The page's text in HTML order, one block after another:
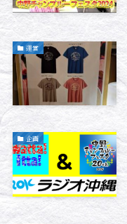
運営
企画